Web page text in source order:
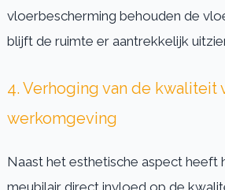
vloerbescherming behouden de
blijft de ruimte er aantrekkelijk
4. Verhoging van de kwaliteit
werkomgeving
Naast het esthetische aspect heeft
meubilair direct invloed op de